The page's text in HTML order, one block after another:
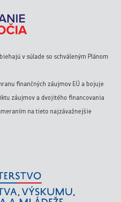
v súlade so schváleným Plánom
finančných záujmov EÚ a bojuje
záujmov a dvojitého financovania
na tieto najzávažnejšie